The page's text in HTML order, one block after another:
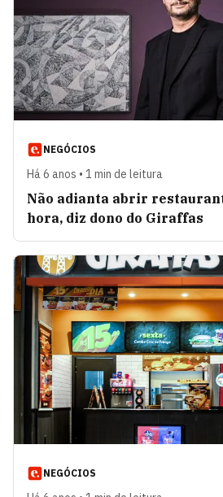
NEGÓCIOS
Há 6 anos • 1 min de leitura
Não adianta abrir
hora, diz dono do Giraffas
NEGÓCIOS